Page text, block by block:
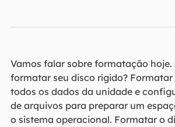
Vamos falar sobre formatação hoje.
formatar seu disco rígido?
todos os dados da unidade e
de arquivos para preparar um
o sistema operacional. Formatar o